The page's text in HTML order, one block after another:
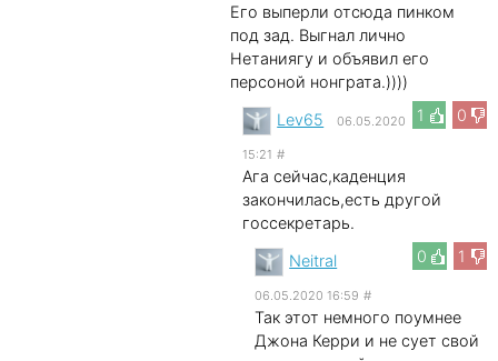
Его выперли отсюда пинком
под зад. Выгнал лично
Нетаниягу и объявил его
персоной нонграта.))))
1
0
Lev65 06.05.2020
15:21 #
Ага сейчас,каденция
закончилась,есть другой
госсекретарь.
0
1
Neitral
06.05.2020 16:59 #
Так этот немного поумнее
Джона Керри и не сует свой